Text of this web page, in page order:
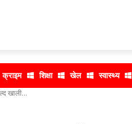
क्राइम शिक्षा खेल स्वास्थ्य
खाली...